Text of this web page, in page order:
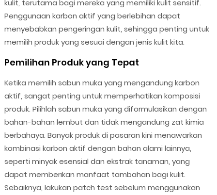
kulit, terutama bagi mereka yang memiliki kulit sensitif.
Penggunaan karbon aktif yang berlebihan dapat
menyebabkan pengeringan kulit, sehingga penting untuk
memilih produk yang sesuai dengan jenis kulit kita.
Pemilihan Produk yang Tepat
Ketika memilih sabun muka yang mengandung karbon
aktif, sangat penting untuk memperhatikan komposisi
produk. Pilihlah sabun muka yang diformulasikan dengan
bahan-bahan lembut dan tidak mengandung zat kimia
berbahaya. Banyak produk di pasaran kini menawarkan
kombinasi karbon aktif dengan bahan alami lainnya,
seperti minyak esensial dan ekstrak tanaman, yang
dapat memberikan manfaat tambahan bagi kulit.
Sebaiknya, lakukan patch test sebelum menggunakan